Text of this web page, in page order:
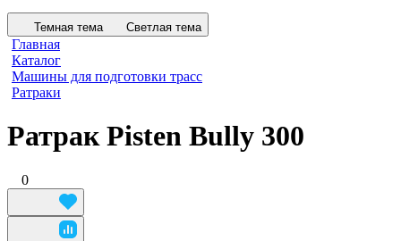
Темная тема Светлая тема
Главная
Каталог
Машины для подготовки трасс
Ратраки
Ратрак Pisten Bully 300
0